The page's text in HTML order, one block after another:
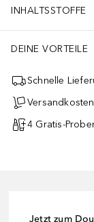
INHALTSSTOFFE
DEINE VORTEILE
Schnelle
4 Gratis-
Jetzt zum